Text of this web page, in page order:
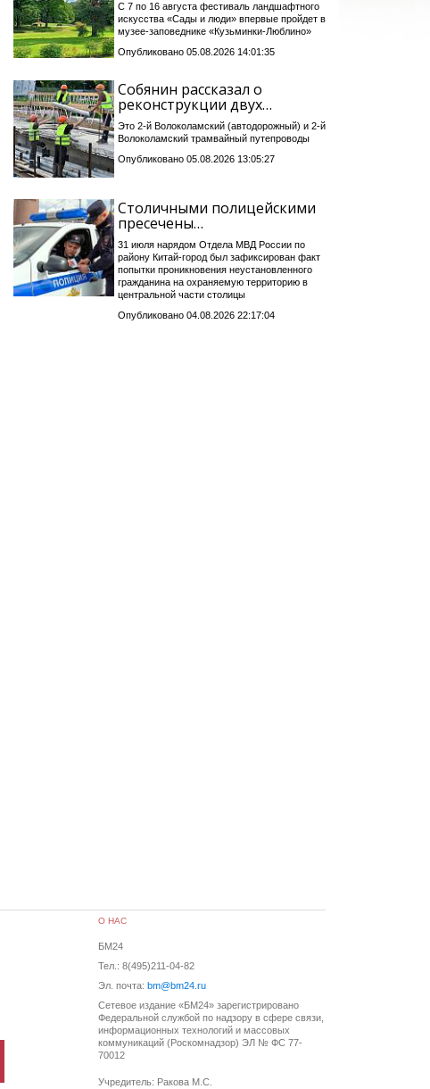
С 7 по 16 августа фестиваль ландшафтного
искусства «Сады и люди» впервые пройдет в
музее-заповеднике «Кузьминки-Люблино»
Опубликовано 05.08.2026 14:01:35
Собянин рассказал о
реконструкции двух…
Это 2-й Волоколамский (автодорожный) и 2-й
Волоколамский трамвайный путепроводы
Опубликовано 05.08.2026 13:05:27
Столичными полицейскими
пресечены…
31 июля нарядом Отдела МВД России по
району Китай-город был зафиксирован факт
попытки проникновения неустановленного
гражданина на охраняемую территорию в
центральной части столицы
Опубликовано 04.08.2026 22:17:04
О НАС
БМ24
Тел.: 8(495)211-04-82
Эл. почта: bm@bm24.ru
Сетевое издание «БМ24» зарегистрировано
Федеральной службой по надзору в сфере связи,
информационных технологий и массовых
коммуникаций (Роскомнадзор) ЭЛ № ФС 77-
70012
Учредитель: Ракова М.С.